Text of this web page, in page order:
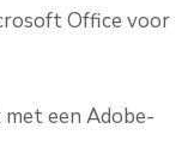
Office voor
een Adobe-